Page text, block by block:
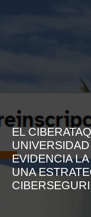
EL
EVIDENCIA
UNA